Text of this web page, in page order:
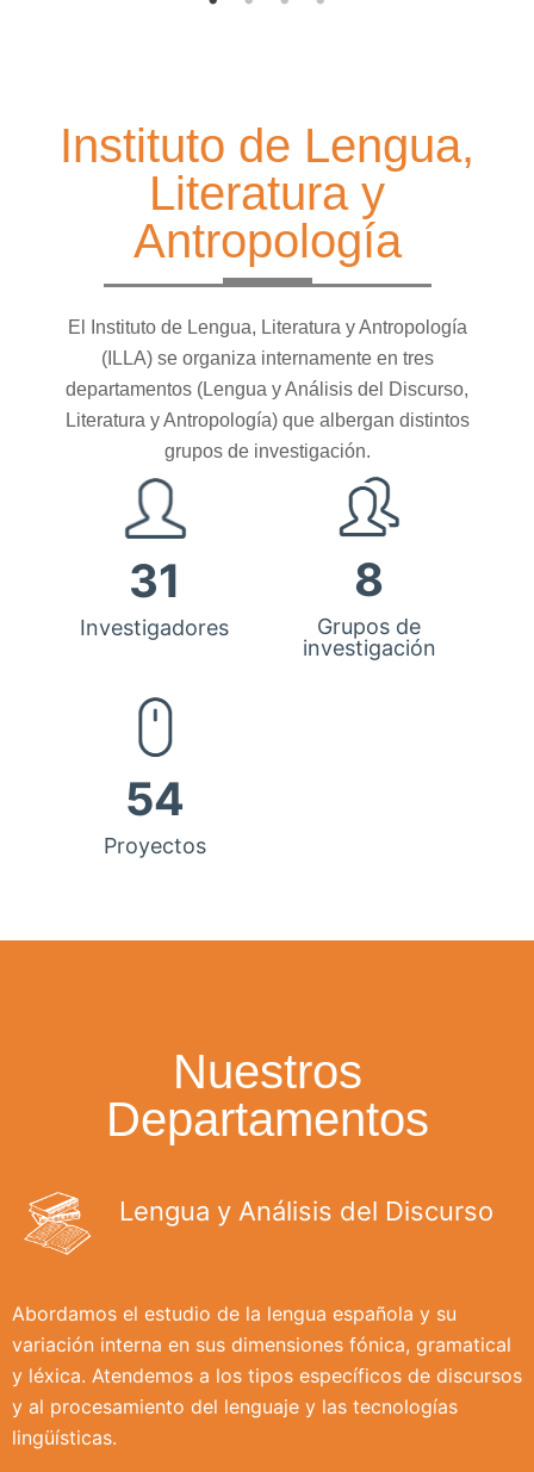
Instituto de Lengua,
Literatura y
Antropología
El Instituto de Lengua, Literatura y Antropología
(ILLA) se organiza internamente en tres
departamentos (Lengua y Análisis del Discurso,
Literatura y Antropología) que albergan distintos
grupos de investigación.
31
Investigadores
8
Grupos de
investigación
54
Proyectos
Nuestros
Departamentos
Lengua y Análisis del Discurso
Abordamos el estudio de la lengua española y su
variación interna en sus dimensiones fónica, gramatical
y léxica. Atendemos a los tipos específicos de discursos
y al procesamiento del lenguaje y las tecnologías
lingüísticas.